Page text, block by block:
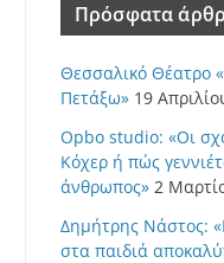
Πρόσφατα
Θεσσαλικό Θέατρο
Πετάξω» 19
Opbo studio: «Οι
Κόχερ ή πώς
άνθρωπος» 2
Δημήτρης Νάστος:
στα παιδιά